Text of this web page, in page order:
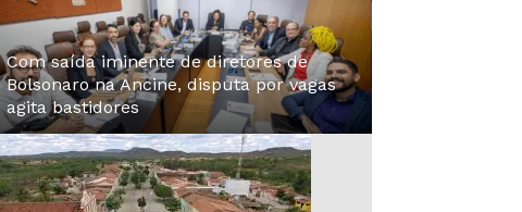
Com saída iminente de diretores de
Bolsonaro na Ancine, disputa por vagas
agita bastidores